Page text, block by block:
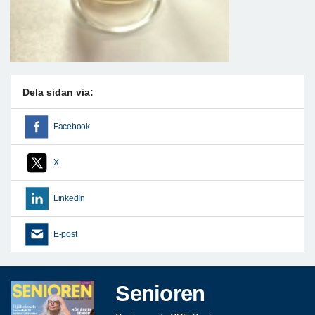
Dela sidan via:
Facebook
X
LinkedIn
E-post
Senioren